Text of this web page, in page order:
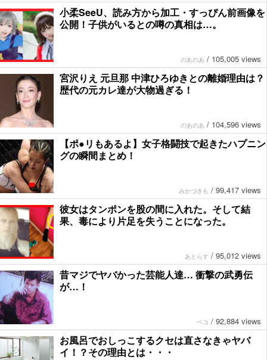
小柔SeeU、読み方から加工・すっぴん前画像を
公開！子供がいるとの噂の真相は…。
のあのあ / 105,005 views
宮沢りえ 元旦那 中津ひろゆきとの離婚理由は？
歴代の元カレ達が大物過ぎる！
のあのあ / 104,596 views
【ポ●リもあるよ】女子格闘技で起きたハプニン
グの瞬間まとめ！
みかづきも / 99,417 views
彼女はタンポンを股の間に入れた。そして結
果、毒により片足を失うことになった。
あとらす / 95,012 views
昔マジでヤバかった芸能人達… 衝撃の武勇伝
が…！
ペコ / 92,884 views
お風呂でおしっこするクセは直さなきゃヤバ
イ！？その理由とは・・・